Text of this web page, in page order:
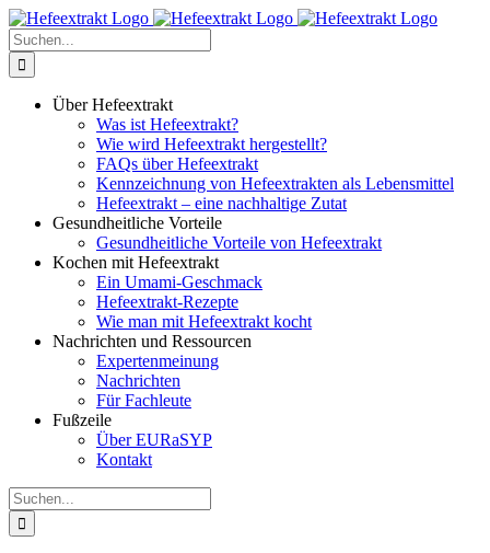
Zum
Inhalt
springen
Suche
nach:
Über Hefeextrakt
Was ist Hefeextrakt?
Wie wird Hefeextrakt hergestellt?
FAQs über Hefeextrakt
Kennzeichnung von Hefeextrakten als Lebensmittel
Hefeextrakt – eine nachhaltige Zutat
Gesundheitliche Vorteile
Gesundheitliche Vorteile von Hefeextrakt
Kochen mit Hefeextrakt
Ein Umami-Geschmack
Hefeextrakt-Rezepte
Wie man mit Hefeextrakt kocht
Nachrichten und Ressourcen
Expertenmeinung
Nachrichten
Für Fachleute
Fußzeile
Über EURaSYP
Kontakt
Suche
nach: